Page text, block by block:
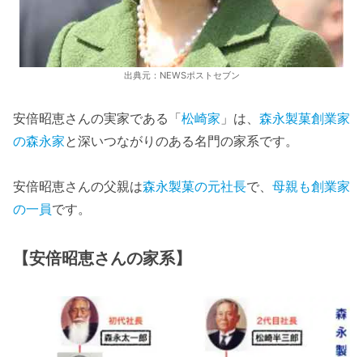
出典元：NEWSポストセブン
安倍昭恵さんの実家である「松崎家 」は、 森永製菓創業家
の森永家と深いつながりのある名門の家系です。
安倍昭恵さんの父親は森永製菓の元社長で、 母親も創業家
の一員です。
【安倍昭恵さんの家系】